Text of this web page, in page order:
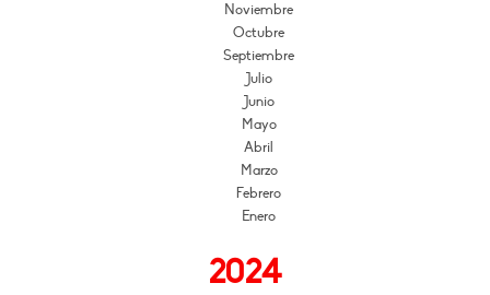
Noviembre
Octubre
Septiembre
Julio
Junio
Mayo
Abril
Marzo
Febrero
Enero
2024